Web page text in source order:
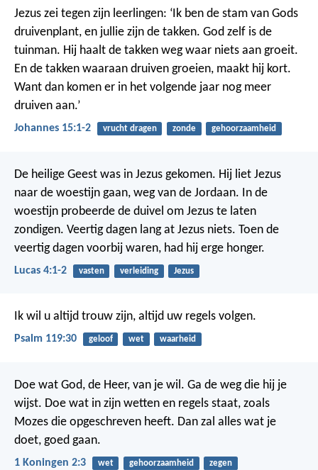
Jezus zei tegen zijn leerlingen: ‘Ik ben de stam van Gods
druivenplant, en jullie zijn de takken. God zelf is de
tuinman. Hij haalt de takken weg waar niets aan groeit.
En de takken waaraan druiven groeien, maakt hij kort.
Want dan komen er in het volgende jaar nog meer
druiven aan.’
Johannes 15:1-2 vrucht dragen zonde gehoorzaamheid
De heilige Geest was in Jezus gekomen. Hij liet Jezus
naar de woestijn gaan, weg van de Jordaan. In de
woestijn probeerde de duivel om Jezus te laten
zondigen. Veertig dagen lang at Jezus niets. Toen de
veertig dagen voorbij waren, had hij erge honger.
Lucas 4:1-2 vasten verleiding Jezus
Ik wil u altijd trouw zijn, altijd uw regels volgen.
Psalm 119:30 geloof wet waarheid
Doe wat God, de Heer, van je wil. Ga de weg die hij je
wijst. Doe wat in zijn wetten en regels staat, zoals
Mozes die opgeschreven heeft. Dan zal alles wat je
doet, goed gaan.
1 Koningen 2:3 wet gehoorzaamheid zegen